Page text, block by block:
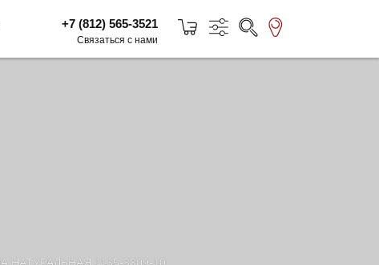
+7 (812) 565-3521
Связаться с нами